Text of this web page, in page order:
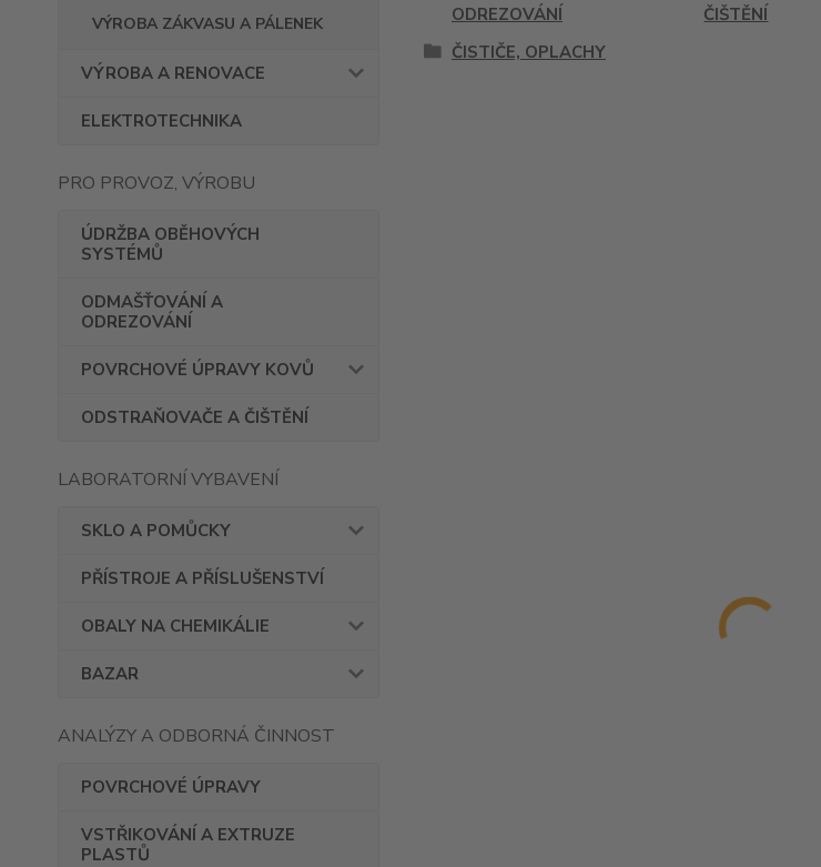
VÝROBA ZÁKVASU A PÁLENEK
VÝROBA A RENOVACE
ELEKTROTECHNIKA
PRO PROVOZ, VÝROBU
ÚDRŽBA OBĚHOVÝCH
SYSTÉMŮ
ODMAŠŤOVÁNÍ A
ODREZOVÁNÍ
POVRCHOVÉ ÚPRAVY KOVŮ
ODSTRAŇOVAČE A ČIŠTĚNÍ
LABORATORNÍ VYBAVENÍ
SKLO A POMŮCKY
PŘÍSTROJE A PŘÍSLUŠENSTVÍ
OBALY NA CHEMIKÁLIE
BAZAR
ANALÝZY A ODBORNÁ ČINNOST
POVRCHOVÉ ÚPRAVY
VSTŘIKOVÁNÍ A EXTRUZE
PLASTŮ
ODREZOVÁNÍ
ČIŠTĚNÍ
ČISTIČE, OPLACHY